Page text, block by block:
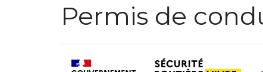
Permis de